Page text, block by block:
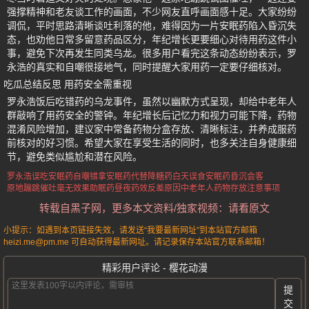
强撑精神和老友谈工作的画面，不少网友直呼画面感十足。大家纷纷
调侃，平时思路清晰谈吐利落的他，难得因为一片安眠药陷入昏沉失
态，也劝他日常多留意药品区分，年纪增长更要细心对待用药这件小
事，避免下次再发生同类乌龙。很多用户看完这条动态纷纷表示，罗
永浩的真实和自嘲很接地气，同时提醒大家用药一定要仔细核对。
吃瓜总结反思 用药安全需重视
罗永浩饭后吃错药的乌龙事件，虽然以幽默方式呈现，却给中老年人
群敲响了用药安全的警钟。年纪增长后记忆力和视力可能下降，药物
混淆风险增加，建议家中常备药物分盒存放、清晰标注，并养成服药
前核对的好习惯。希望大家在享受生活的同时，也多关注自身健康细
节，避免类似尴尬和潜在风险。
罗永浩误吃安眠药自嘲错拿安眠药代替降糖药 白天误食安眠药昏沉会客
原地蹦跳催吐毫无效果助眠药昼夜药效反差原因 中老年人药物存放注意事项
转载自黑子网，更多本文资料/独家视频：请看原文
小提示：如遇到本页链接失效，请发送“我要最新网址”到本站官方邮箱
heizi.me@pm.me 可自动获得最新网址。请记录保存本站官方联系邮箱！
精彩用户评论 - 樱花动漫
提
交